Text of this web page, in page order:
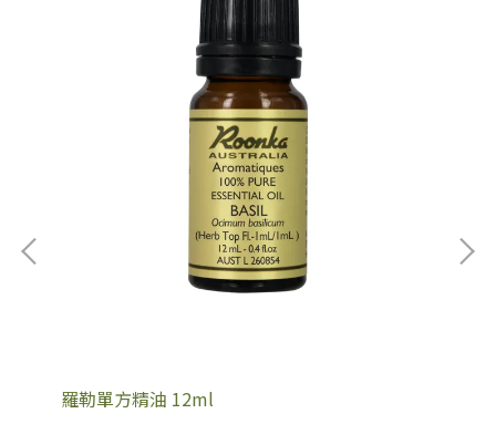
羅勒單方精油 12ml